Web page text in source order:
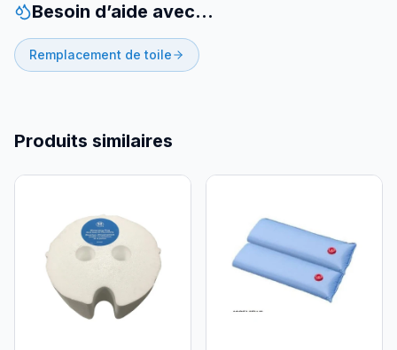
Besoin d’aide avec…
Remplacement de toile
Produits similaires